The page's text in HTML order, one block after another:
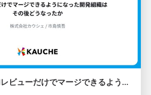
全PRの83%がAIレビューだけでマージできるようになった開発組織はその後どうなったか